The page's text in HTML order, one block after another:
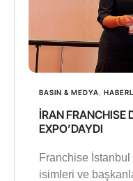
BASIN & MEDYA
İRAN FRANCHISE
EXPO’DAYDI
Franchise
isimleri ve